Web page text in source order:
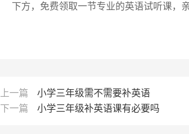
下方，免费领取一节专业的英语试听课，
上一篇
小学三年级需不需要补英语
下一篇
小学三年级补英语课有必要吗